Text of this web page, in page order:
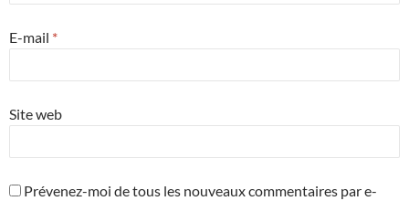
E-mail *
Site web
Prévenez-moi de tous les nouveaux commentaires par e-